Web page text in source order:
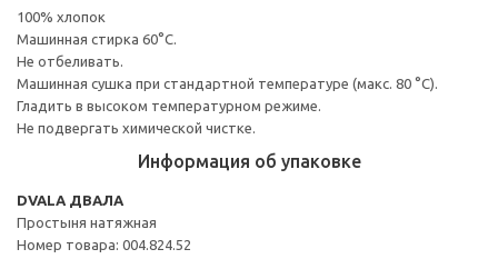
100% хлопок
Машинная стирка 60°С.
Не отбеливать.
Машинная сушка при стандартной температуре (макс. 80 °C).
Гладить в высоком температурном режиме.
Не подвергать химической чистке.
Информация об упаковке
DVALA ДВАЛА
Простыня натяжная
Номер товара: 004.824.52